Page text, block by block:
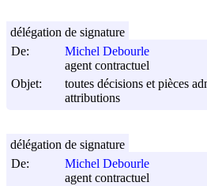
De:
Michel Debourle
agent contractuel
Objet:
toutes décisions et pièces
attributions
délégation de signature
De:
Michel Debourle
agent contractuel
délégation de signature